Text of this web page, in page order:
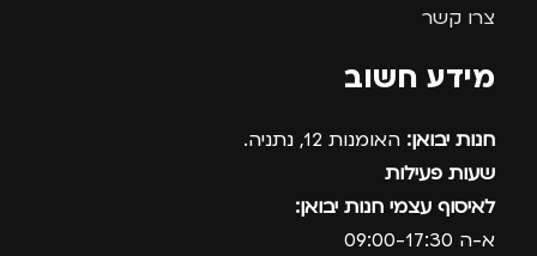
צרו קשר
מידע חשוב
חנות יבואן: האומנות 12, נתניה.
שעות פעילות
לאיסוף עצמי חנות יבואן:
א-ה 09:00-17:30